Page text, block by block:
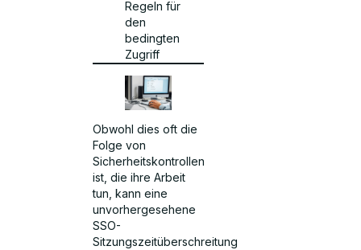
Regeln für
den
bedingten
Zugriff
Obwohl dies oft die
Folge von
Sicherheitskontrollen
ist, die ihre Arbeit
tun, kann eine
unvorhergesehene
SSO-
Sitzungszeitüberschreitung